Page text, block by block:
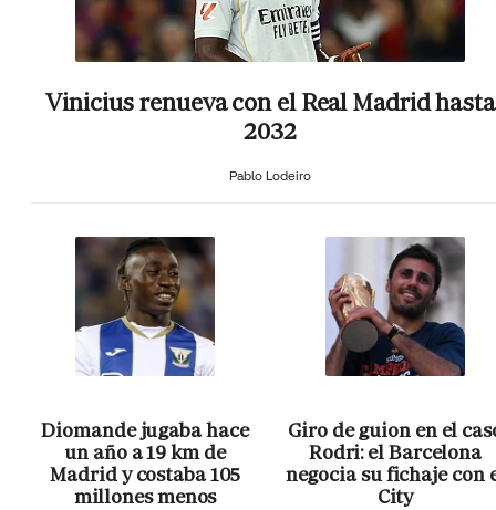
Vinicius renueva con el Real Madrid hasta
2032
Pablo Lodeiro
Diomande jugaba hace
un año a 19 km de
Madrid y costaba 105
millones menos
Giro de guion en el
Rodri: el Barcelona
negocia su fichaje con
City